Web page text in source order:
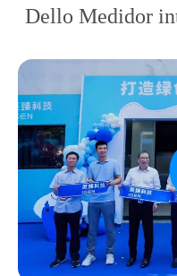
Dello Medidor